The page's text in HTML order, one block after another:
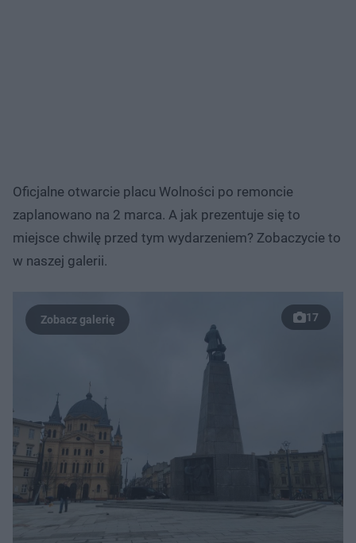
Oficjalne otwarcie placu Wolności po remoncie
zaplanowano na 2 marca. A jak prezentuje się to
miejsce chwilę przed tym wydarzeniem? Zobaczycie to
w naszej galerii.
17